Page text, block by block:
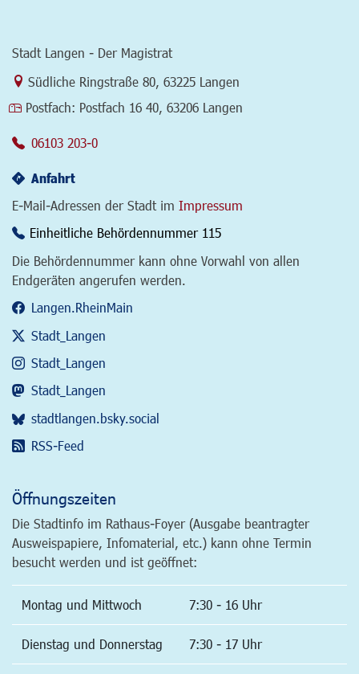
Stadt Langen - Der Magistrat
Link zur Google-Maps Navigation
Südliche Ringstraße 80 63225 Langen
Postfach: Postfach 16 40, 63206 Langen
06103 203-0
Anfahrt
E-Mail-Adressen der Stadt im Impressum
Einheitliche Behördennummer 115
Die Behördennummer kann ohne Vorwahl von allen
Endgeräten angerufen werden.
Langen.RheinMain
Stadt_Langen
Stadt_Langen
Stadt_Langen
stadtlangen.bsky.social
RSS-Feed
Öffnungszeiten
Die Stadtinfo im Rathaus-Foyer (Ausgabe beantragter
Ausweispapiere, Infomaterial, etc.) kann ohne Termin
besucht werden und ist geöffnet:
Montag und Mittwoch 7:30 - 16 Uhr
Dienstag und Donnerstag 7:30 - 17 Uhr